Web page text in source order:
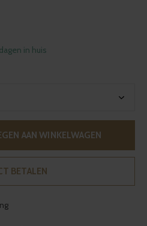
in huis
AAN WINKELWAGEN
BETALEN